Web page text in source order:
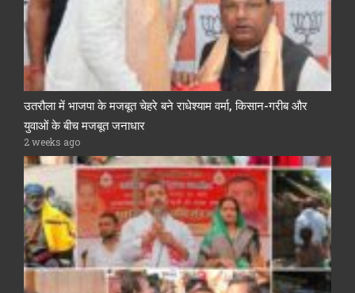
उतरौला में भाजपा के मजबूत चेहरे बने राधेश्याम वर्मा, किसान-गरीब और
युवाओं के बीच मजबूत जनाधार
2 weeks ago